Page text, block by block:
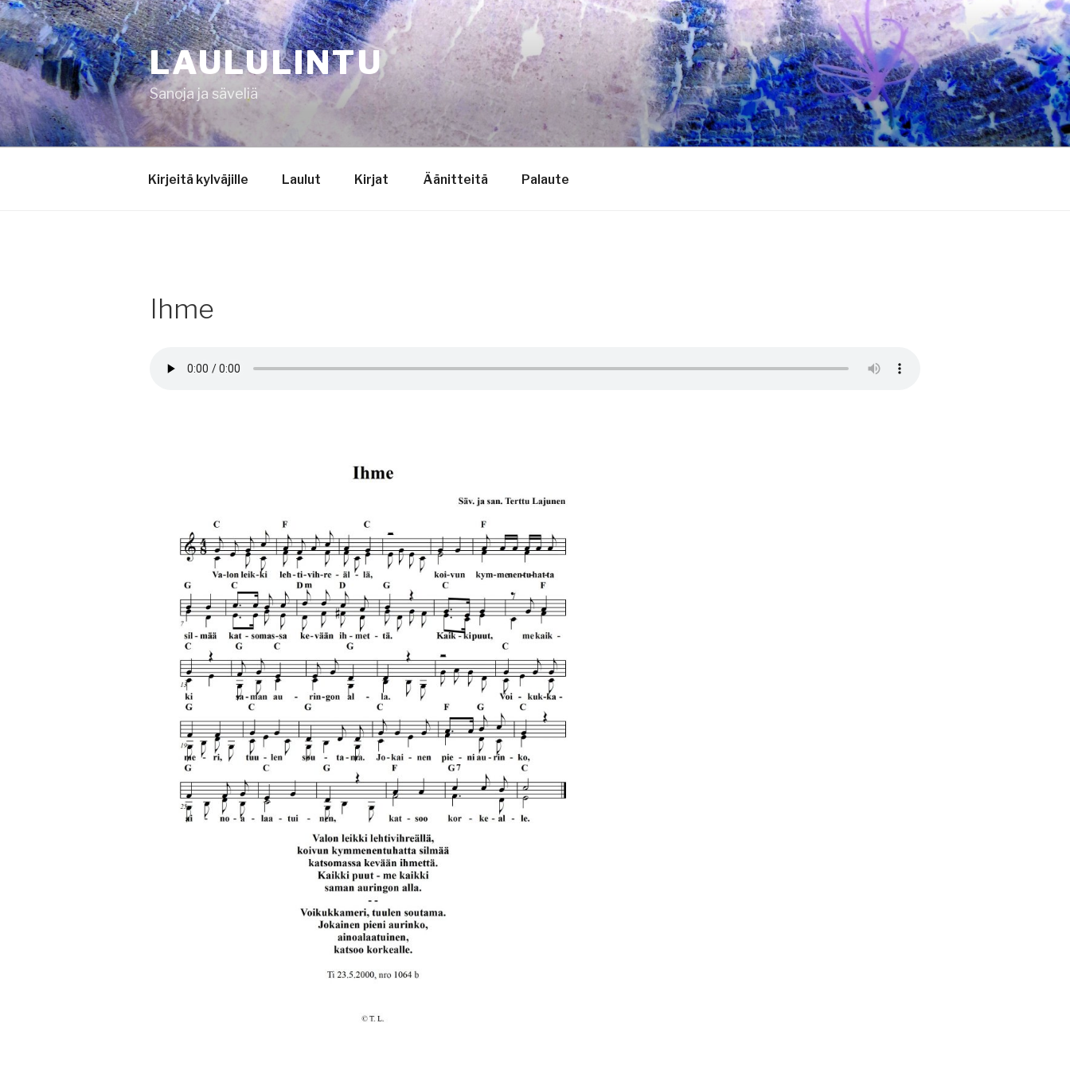
Siirry
sisältöön
LAULULINTU
Sanoja ja säveliä
Kirjeitä kylväjille Laulut Kirjat Äänitteitä Palaute
Ihme